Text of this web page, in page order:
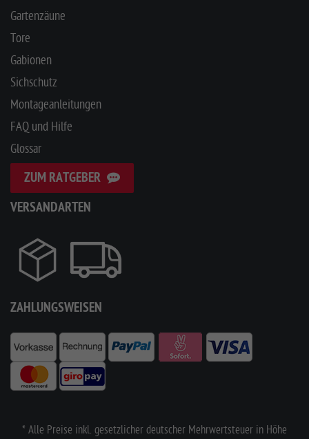
Gartenzäune
Tore
Gabionen
Sichschutz
Montageanleitungen
FAQ und Hilfe
Glossar
ZUM RATGEBER
VERSANDARTEN
ZAHLUNGSWEISEN
* Alle Preise inkl. gesetzlicher deutscher Mehrwertsteuer in Höhe